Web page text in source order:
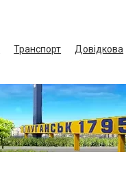
Транспорт
Довідкова